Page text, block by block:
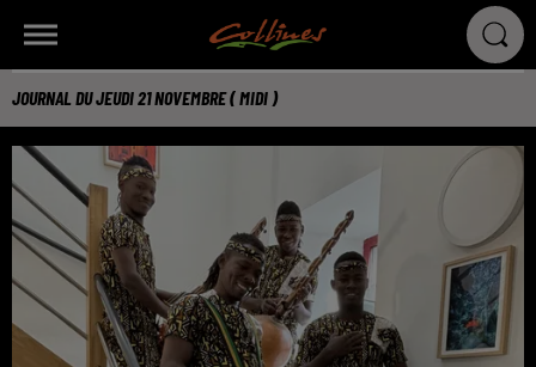
JOURNAL DU JEUDI 21 NOVEMBRE ( MIDI )